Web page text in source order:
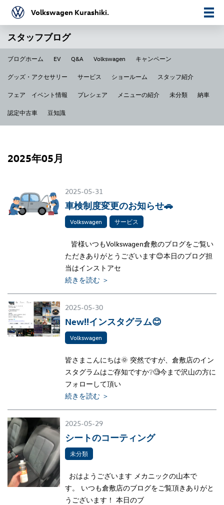
Volkswagen Kurashiki.
スタッフブログ
ブログホーム EV Q&A Volkswagen キャンペーン
グッズ・アクセサリー サービス ショールーム スタッフ紹介
フェア イベント情報 プレシェア メニューの紹介 未分類 納車
認定中古車 豆知識
2025年05月
2025-05-31
車検制度変更のお知らせ🚗
Volkswagen サービス
皆様いつもVolkswagen倉敷のブログをご覧い
ただきありがとうございます😊本日のブログ担
当はインストアセ
続きを読む ＞
2025-05-30
New‼インスタグラム😊
Volkswagen
皆さまこんにちは🌞 突然ですが、倉敷店のイン
スタグラムはご存知ですか❔🧐今まで沢山の方に
フォローして頂い
続きを読む ＞
2025-05-29
シートのコーティング
未分類
おはようございます メカニックの山本で
す。 いつも倉敷店のブログをご覧頂きありがと
うございます！ 本日のブ